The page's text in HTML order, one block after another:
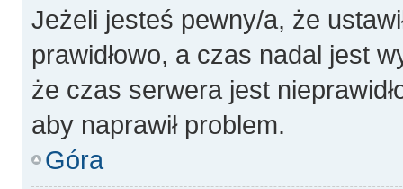
Jeżeli jesteś pewny/a, że
prawidłowo, a czas nadal jest
że czas serwera jest
aby naprawił problem.
Góra